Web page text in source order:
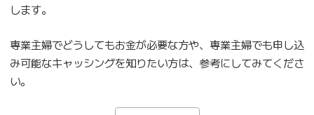
します。
専業主婦でどうしてもお金が必要な方や、専業主婦でも申し込
み可能なキャッシングを知りたい方は、参考にしてみてくださ
い。